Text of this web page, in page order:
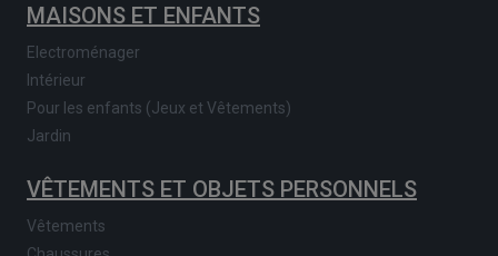
MAISONS ET ENFANTS
Electroménager
Intérieur
Pour les enfants (Jeux et Vêtements)
Jardin
VÊTEMENTS ET OBJETS PERSONNELS
Vêtements